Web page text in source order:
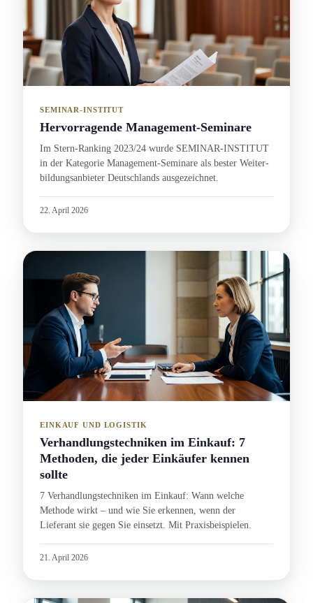
SEMINAR-INSTITUT
Hervorragende Management-Seminare
Im Stern-Ranking 2023/24 wurde SEMINAR-INSTITUT
in der Kategorie Management-Seminare als bester Weiter­
bildungs­anbieter Deutschlands ausgezeichnet.
22. April 2026
EINKAUF UND LOGISTIK
Verhandlungs­techniken im Einkauf: 7
Methoden, die jeder Einkäufer kennen
sollte
7 Verhandlungs­techniken im Einkauf: Wann welche
Methode wirkt – und wie Sie erkennen, wenn der
Lieferant sie gegen Sie einsetzt. Mit Praxisbeispielen.
21. April 2026